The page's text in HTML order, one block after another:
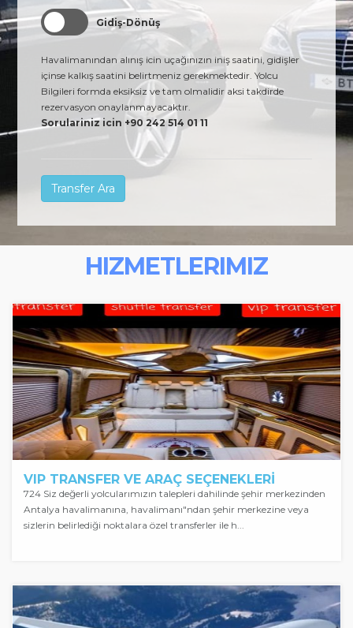
Gidiş-Dönüş
Havalimanından alınış icin uçağınızın iniş saatini, gidişler
içinse kalkış saatini belirtmeniz gerekmektedir. Yolcu
Bilgileri formda eksiksiz ve tam olmalidir aksi takdirde
rezervasyon onaylanmayacaktır.
Sorulariniz icin +90 242 514 01 11
HIZMETLERIMIZ
VIP TRANSFER VE ARAÇ SEÇENEKLERİ
724 Siz değerli yolcularımızın talepleri dahilinde şehir merkezinden
Antalya havalimanına, havalimanı"ndan şehir merkezine veya
sizlerin belirlediği noktalara özel transferler ile h...